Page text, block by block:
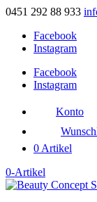
0451 292 88 933
Facebook
Instagram
Facebook
Instagram
Konto
0 Artikel
0-Artikel